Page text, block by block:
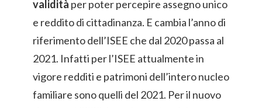
validità per poter percepire assegno unico
e reddito di cittadinanza. E cambia l’anno di
riferimento dell’ISEE che dal 2020 passa al
2021. Infatti per l’ISEE attualmente in
vigore redditi e patrimoni dell’intero nucleo
familiare sono quelli del 2021. Per il nuovo